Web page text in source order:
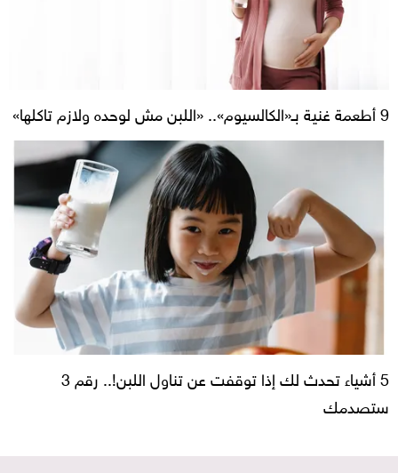
9 أطعمة غنية بـ«الكالسيوم».. «اللبن مش لوحده ولازم تاكلها»
5 أشياء تحدث لك إذا توقفت عن تناول اللبن!.. رقم 3
ستصدمك